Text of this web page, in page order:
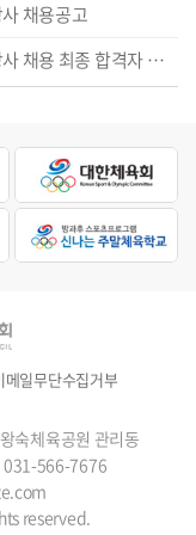
채용공고
2026 경기도 꿈나무스포츠학교 강사 채용 최종 합격자 공고
메일무단수집거부
숙체육공원 관리동
031-566-7676
reserved.